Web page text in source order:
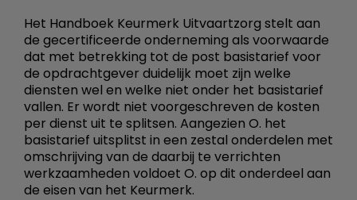
Het Handboek Keurmerk Uitvaartzorg stelt aan
de gecertificeerde onderneming als voorwaarde
dat met betrekking tot de post basistarief voor
de opdrachtgever duidelijk moet zijn welke
diensten wel en welke niet onder het basistarief
vallen. Er wordt niet voorgeschreven de kosten
per dienst uit te splitsen. Aangezien O. het
basistarief uitsplitst in een zestal onderdelen met
omschrijving van de daarbij te verrichten
werkzaamheden voldoet O. op dit onderdeel aan
de eisen van het Keurmerk.